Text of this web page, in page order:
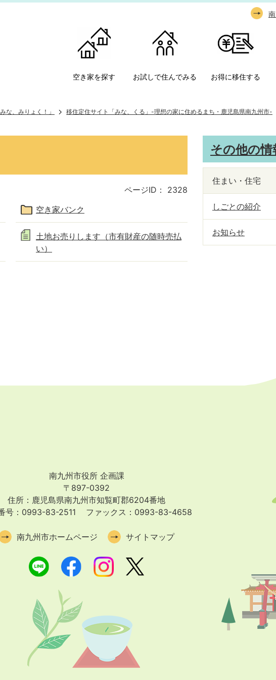
空き家を探す お試しで住んでみる お得に移住する
な、みりょく！」 移住定住サイト「みな、くる」-理想の家に住めるまち・鹿児島県南九州市-
ページID：
2328
空き家バンク
土地お売りします（市有財産の随時売払
い）
その他の情
住まい・住宅
しごとの紹介
お知らせ
南九州市役所 企画課
〒897-0392
住所：鹿児島県南九州市知覧町郡6204番地
号：0993-83-2511
ファックス：0993-83-4658
南九州市ホームページ サイトマップ